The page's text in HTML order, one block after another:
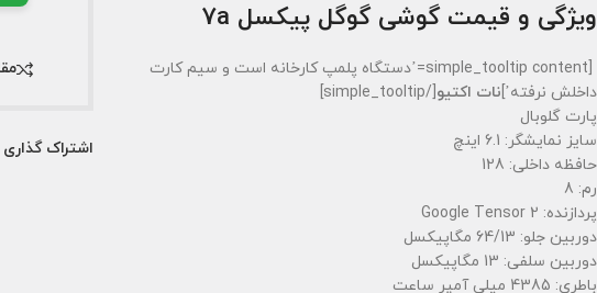
اشتراک گذاری
ویژگی و قیمت گوشی گوگل پیکسل 7a
[simple_tooltip content=’دستگاه پلمپ کارخانه است و سیم کارت
داخلش نرفته’]نات اکتیو[/simple_tooltip]
پارت گلوبال
سایز نمایشگر: 6.1 اینچ
حافظه داخلی: 128
رم: 8
پردازنده: Google Tensor 2
دوربین جلو: 64/13 مگاپیکسل
دوربین سلفی: 13 مگاپیکسل
باطری: 4385 میلی آمپر ساعت